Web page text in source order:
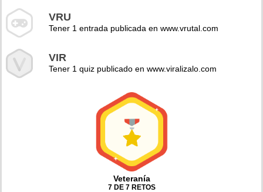
VRU
Tener 1 entrada publicada en www.vrutal.com
VIR
Tener 1 quiz publicado en www.viralizalo.com
Veteranía
7 DE 7 RETOS